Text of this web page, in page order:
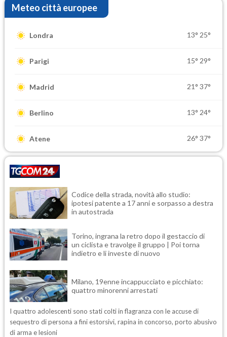
Meteo città europee
Londra 13° 25°
Parigi 15° 29°
Madrid 21° 37°
Berlino 13° 24°
Atene 26° 37°
Codice della strada, novità allo studio:
ipotesi patente a 17 anni e sorpasso a destra
in autostrada
Torino, ingrana la retro dopo il gestaccio di
un ciclista e travolge il gruppo | Poi torna
indietro e li investe di nuovo
Milano, 19enne incappucciato e picchiato:
quattro minorenni arrestati
I quattro adolescenti sono stati colti in flagranza con le accuse di
sequestro di persona a fini estorsivi, rapina in concorso, porto abusivo
di arma e lesioni